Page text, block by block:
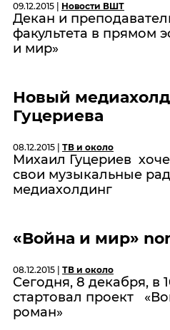
09.12.2015 | Новости ВШТ
Декан и
факультета в прямом
и мир»
Новый
Гуцериева
08.12.2015 | ТВ и около
Михаил Гуцериев
свои музыкальные
медиахолдинг
«Война и мир»
08.12.2015 | ТВ и около
Сегодня, 8 декабря, в
стартовал проект
роман»